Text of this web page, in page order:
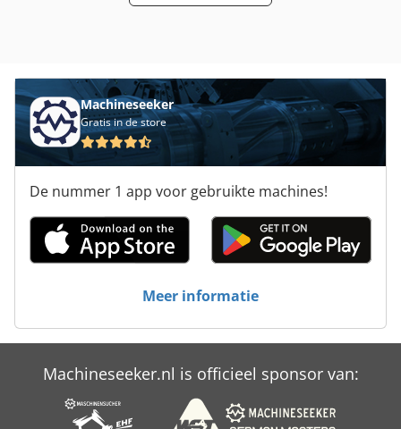
Machineseeker
Gratis in de store
De nummer 1 app voor gebruikte machines!
Meer informatie
Machineseeker.nl is officieel sponsor van: